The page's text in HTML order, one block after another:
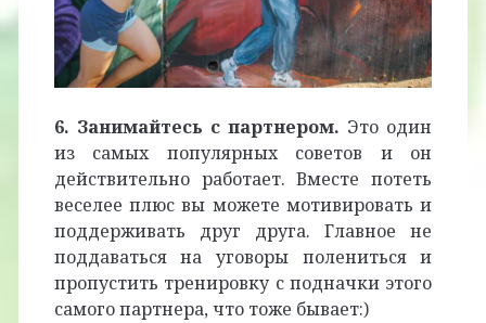
6. Занимайтесь с партнером. Это один
из самых популярных советов и он
действительно работает. Вместе потеть
веселее плюс вы можете мотивировать и
поддерживать друг друга. Главное не
поддаваться на уговоры полениться и
пропустить тренировку с подначки этого
самого партнера, что тоже бывает:)